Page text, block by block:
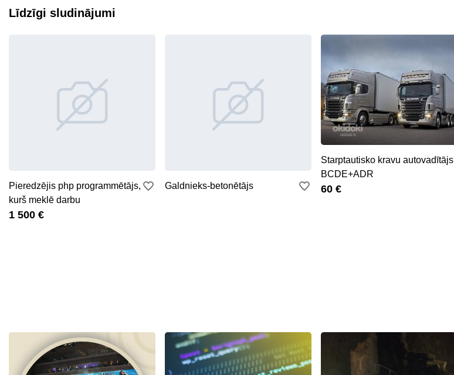
Līdzīgi sludinājumi
Pieredzējis php programmētājs,
kurš meklē darbu
1 500 €
Galdnieks-betonētājs
Starptautisko kravu autovadītājs
BCDE+ADR
60 €